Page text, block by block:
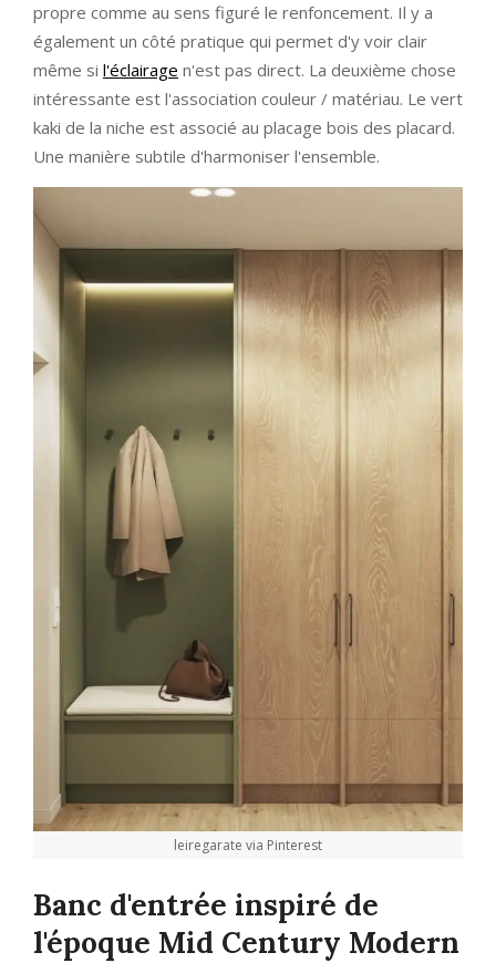
propre comme au sens figuré le renfoncement. Il y a
également un côté pratique qui permet d'y voir clair
même si l'éclairage n'est pas direct. La deuxième chose
intéressante est l'association couleur / matériau. Le vert
kaki de la niche est associé au placage bois des placard.
Une manière subtile d'harmoniser l'ensemble.
leiregarate via Pinterest
Banc d'entrée inspiré de
l'époque Mid Century Modern